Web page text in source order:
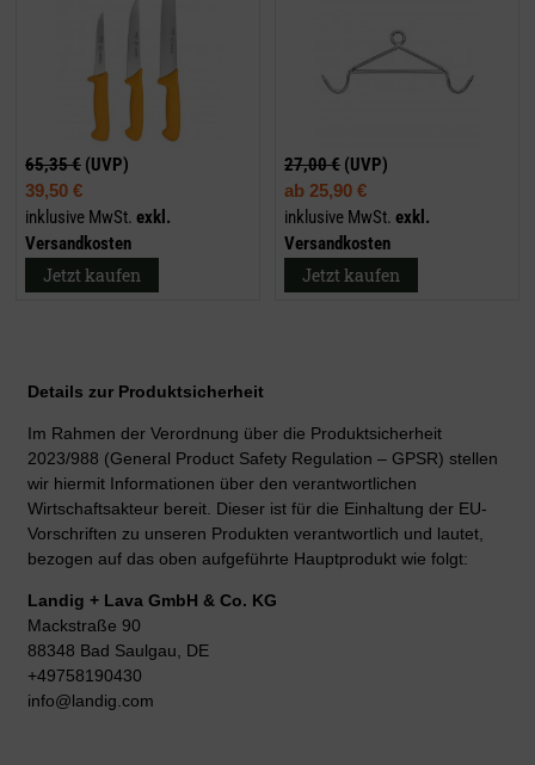
65,35 € (UVP)
39,50 €
inklusive MwSt. exkl.
Versandkosten
Jetzt kaufen
27,00 € (UVP)
ab 25,90 €
inklusive MwSt. exkl.
Versandkosten
Jetzt kaufen
Details zur Produktsicherheit
Im Rahmen der Verordnung über die Produktsicherheit
2023/988 (General Product Safety Regulation – GPSR) stellen
wir hiermit Informationen über den verantwortlichen
Wirtschaftsakteur bereit. Dieser ist für die Einhaltung der EU-
Vorschriften zu unseren Produkten verantwortlich und lautet,
bezogen auf das oben aufgeführte Hauptprodukt wie folgt:
Landig + Lava GmbH & Co. KG
Mackstraße 90
88348 Bad Saulgau, DE
+49758190430
info@landig.com